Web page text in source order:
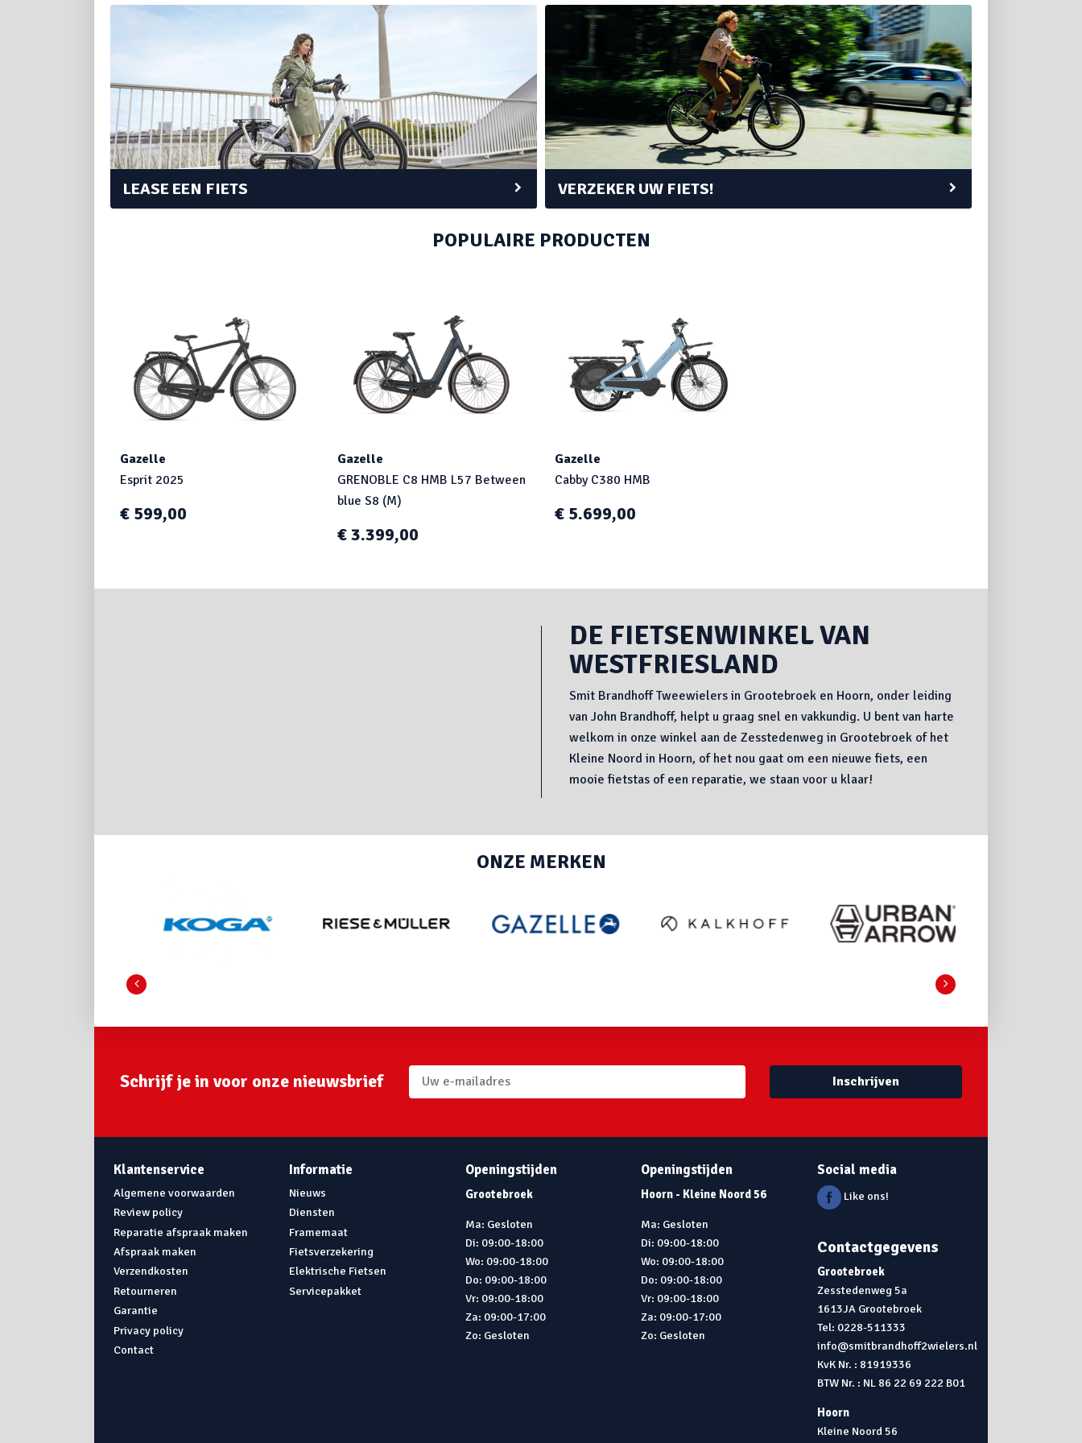
LEASE EEN FIETS VERZEKER UW FIETS!
POPULAIRE PRODUCTEN
Gazelle
Esprit 2025
€ 599,00
Gazelle
GRENOBLE C8 HMB L57 Between
blue S8 (M)
€ 3.399,00
Gazelle
Cabby C380 HMB
€ 5.699,00
DE FIETSENWINKEL VAN
WESTFRIESLAND
Smit Brandhoff Tweewielers in Grootebroek en Hoorn, onder leiding
van John Brandhoff, helpt u graag snel en vakkundig. U bent van harte
welkom in onze winkel aan de Zesstedenweg in Grootebroek of het
Kleine Noord in Hoorn, of het nou gaat om een nieuwe fiets, een
mooie fietstas of een reparatie, we staan voor u klaar!
ONZE MERKEN
Schrijf je in voor onze nieuwsbrief Inschrijven
Klantenservice
Algemene voorwaarden
Review policy
Reparatie afspraak maken
Afspraak maken
Verzendkosten
Retourneren
Garantie
Privacy policy
Contact
Informatie
Nieuws
Diensten
Framemaat
Fietsverzekering
Elektrische Fietsen
Servicepakket
Openingstijden
Grootebroek
Ma: Gesloten
Di: 09:00-18:00
Wo: 09:00-18:00
Do: 09:00-18:00
Vr: 09:00-18:00
Za: 09:00-17:00
Zo: Gesloten
Openingstijden
Hoorn - Kleine Noord 56
Ma: Gesloten
Di: 09:00-18:00
Wo: 09:00-18:00
Do: 09:00-18:00
Vr: 09:00-18:00
Za: 09:00-17:00
Zo: Gesloten
Social media
Like ons!
Contactgegevens
Grootebroek
Zesstedenweg 5a
1613JA Grootebroek
Tel: 0228-511333
info@smitbrandhoff2wielers.nl
KvK Nr. : 81919336
BTW Nr. : NL 86 22 69 222 B01
Hoorn
Kleine Noord 56